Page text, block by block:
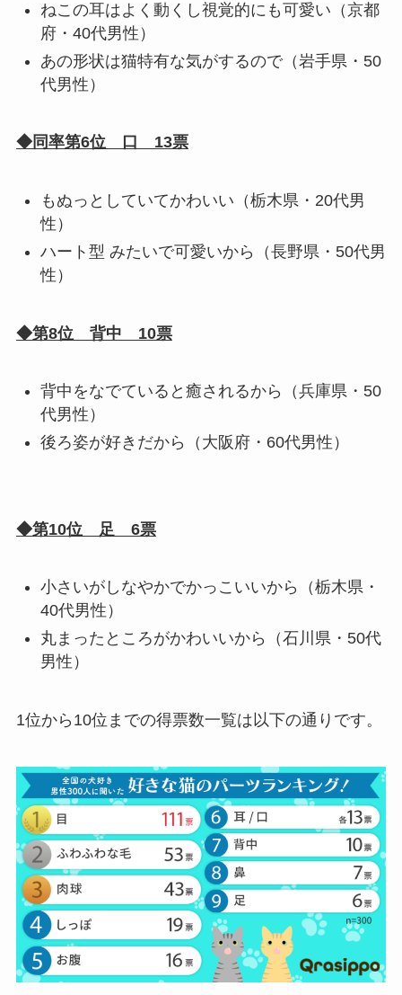
ねこの耳はよく動くし視覚的にも可愛い（京都
府・40代男性）
あの形状は猫特有な気がするので（岩手県・50
代男性）
◆同率第6位 口 13票
もぬっとしていてかわいい（栃木県・20代男
性）
ハート型 みたいで可愛いから（長野県・50代男
性）
◆第8位 背中 10票
背中をなでていると癒されるから（兵庫県・50
代男性）
後ろ姿が好きだから（大阪府・60代男性）
◆第10位 足 6票
小さいがしなやかでかっこいいから（栃木県・
40代男性）
丸まったところがかわいいから（石川県・50代
男性）
1位から10位までの得票数一覧は以下の通りです。